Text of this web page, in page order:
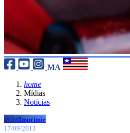
MA
home
Mídias
Notícias
printImprimir
17/09/2013